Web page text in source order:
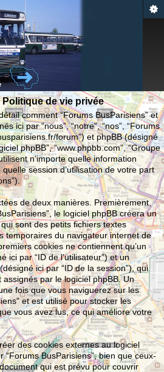
de vie privée
comment “Forums BusParisiens” et
ici par “nous”, “notre”, “nos”, “Forums
forum”) et phpBB (désigné
phpBB”, “www.phpbb.com”, “Groupe
n’importe quelle information
session d’utilisation de votre part
de deux manières. Premièrement,
le logiciel phpBB créera un
sont des petits fichiers textes
temporaires du navigateur internet de
cookies ne contiennent qu’un
ici par “ID de l’utilisateur”) et un
ici par “ID de la session”), qui
par le logiciel phpBB. Un
fois que vous naviguerez sur les
et est utilisé pour stocker les
vous avez lus, ce qui améliore votre
des cookies externes au logiciel
“Forums BusParisiens”, bien que ceux-
qui est prévu pour couvrir